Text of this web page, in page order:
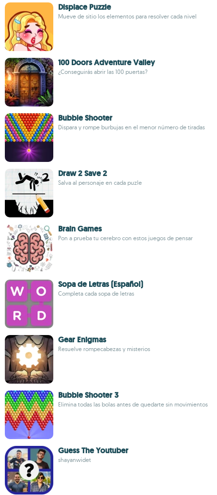
Displace Puzzle
Mueve de sitio los elementos para resolver cada nivel
100 Doors Adventure Valley
¿Conseguirás abrir las 100 puertas?
Bubble Shooter
Dispara y rompe burbujas en el menor número de tiradas
Draw 2 Save 2
Salva al personaje en cada puzle
Brain Games
Pon a prueba tu cerebro con estos juegos de pensar
Sopa de Letras (Español)
Completa cada sopa de letras
Gear Enigmas
Resuelve rompecabezas y misterios
Bubble Shooter 3
Elimina todas las bolas antes de quedarte sin movimientos
Guess The Youtuber
shayanwidet